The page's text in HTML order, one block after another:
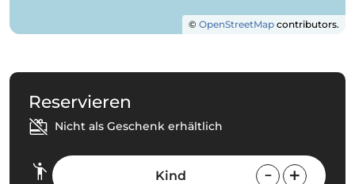
© OpenStreetMap contributors.
Reservieren
Nicht als Geschenk erhältlich
Kind